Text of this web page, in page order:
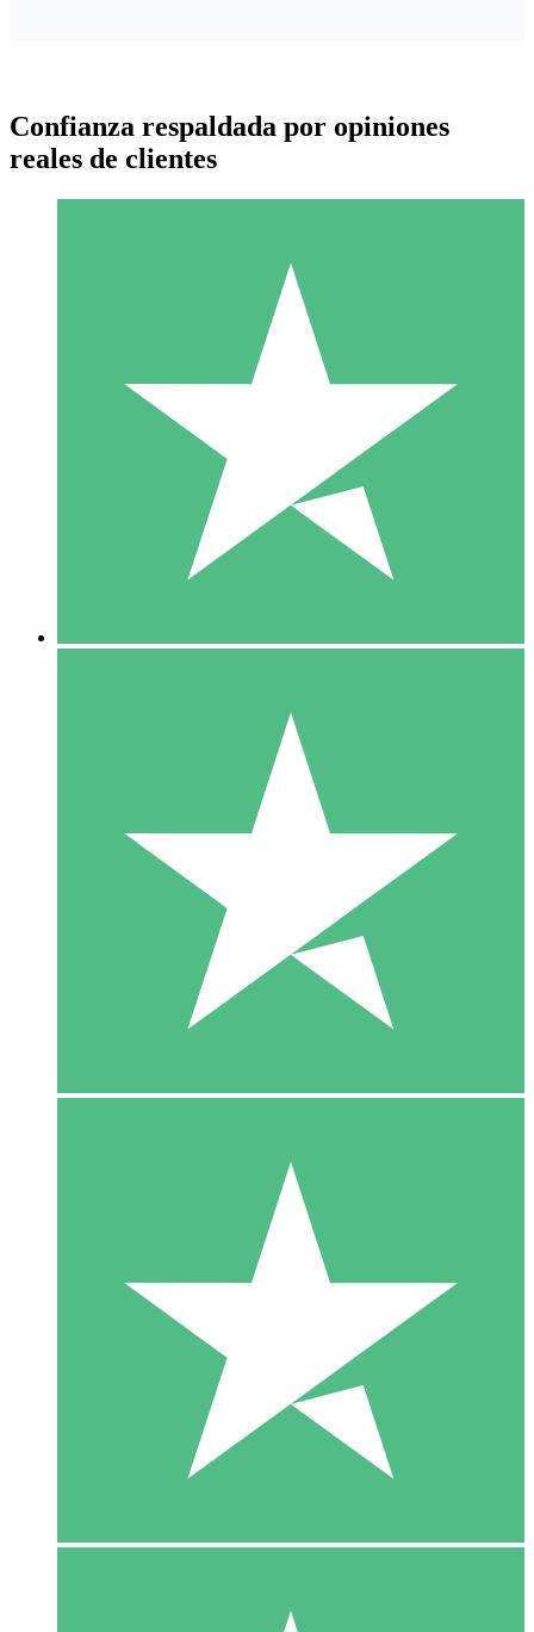
Paquetes de Créditos Individuales
Paga según el uso con créditos de descarga. Sin compromiso
10 00
10 Descargas
20 00
Confianza respaldada por opiniones
reales de clientes